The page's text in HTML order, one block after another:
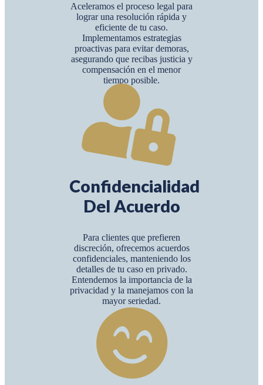
Aceleramos el proceso legal para
lograr una resolución rápida y
eficiente de tu caso.
Implementamos estrategias
proactivas para evitar demoras,
asegurando que recibas justicia y
compensación en el menor
tiempo posible.
Confidencialidad
Del Acuerdo
Para clientes que prefieren
discreción, ofrecemos acuerdos
confidenciales, manteniendo los
detalles de tu caso en privado.
Entendemos la importancia de la
privacidad y la manejamos con la
mayor seriedad.